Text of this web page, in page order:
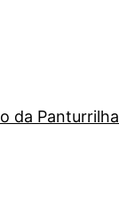
da Panturrilha